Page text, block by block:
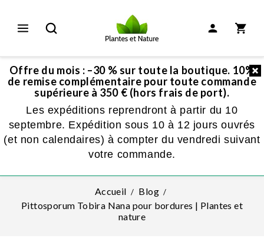
Offre du mois : –30 % sur toute la boutique. 10%
de remise complémentaire pour toute commande
supérieure à 350 € (hors frais de port).
Les expéditions reprendront à partir du 10
septembre. Expédition sous 10 à 12 jours ouvrés
(et non calendaires) à compter du vendredi suivant
votre commande.
Accueil
Blog
Pittosporum Tobira Nana pour bordures | Plantes et
nature